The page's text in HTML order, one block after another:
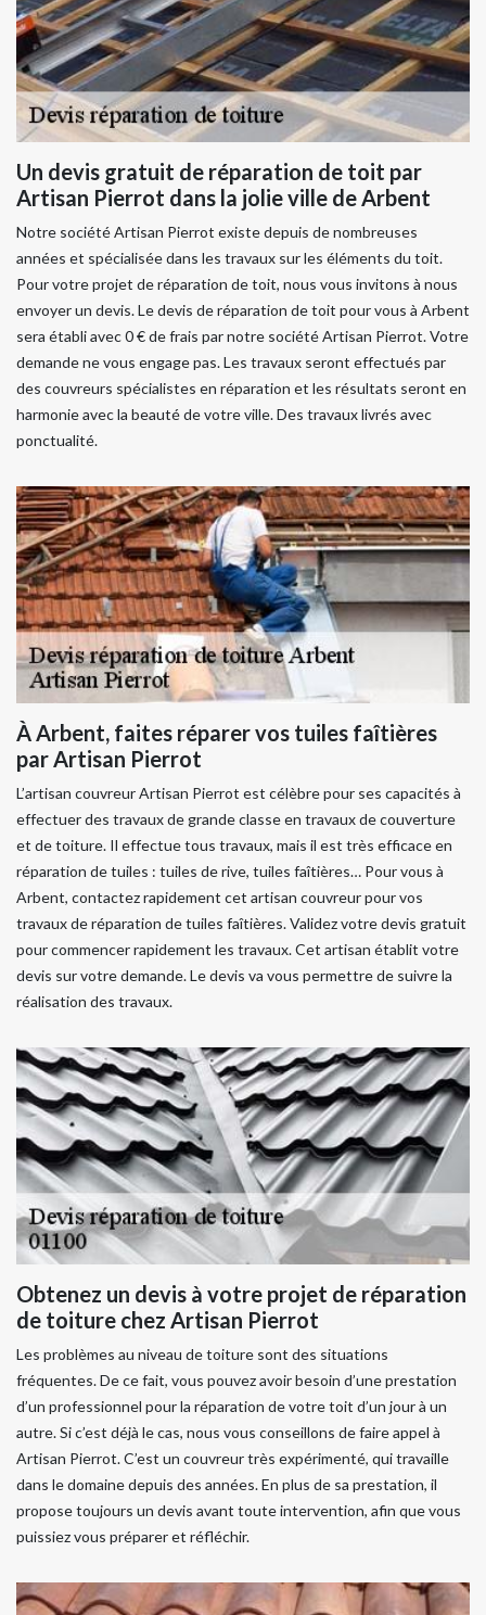
Un devis gratuit de réparation de toit par
Artisan Pierrot dans la jolie ville de Arbent
Notre société Artisan Pierrot existe depuis de nombreuses
années et spécialisée dans les travaux sur les éléments du toit.
Pour votre projet de réparation de toit, nous vous invitons à nous
envoyer un devis. Le devis de réparation de toit pour vous à Arbent
sera établi avec 0 € de frais par notre société Artisan Pierrot. Votre
demande ne vous engage pas. Les travaux seront effectués par
des couvreurs spécialistes en réparation et les résultats seront en
harmonie avec la beauté de votre ville. Des travaux livrés avec
ponctualité.
À Arbent, faites réparer vos tuiles faîtières
par Artisan Pierrot
L’artisan couvreur Artisan Pierrot est célèbre pour ses capacités à
effectuer des travaux de grande classe en travaux de couverture
et de toiture. Il effectue tous travaux, mais il est très efficace en
réparation de tuiles : tuiles de rive, tuiles faîtières… Pour vous à
Arbent, contactez rapidement cet artisan couvreur pour vos
travaux de réparation de tuiles faîtières. Validez votre devis gratuit
pour commencer rapidement les travaux. Cet artisan établit votre
devis sur votre demande. Le devis va vous permettre de suivre la
réalisation des travaux.
Obtenez un devis à votre projet de réparation
de toiture chez Artisan Pierrot
Les problèmes au niveau de toiture sont des situations
fréquentes. De ce fait, vous pouvez avoir besoin d’une prestation
d’un professionnel pour la réparation de votre toit d’un jour à un
autre. Si c’est déjà le cas, nous vous conseillons de faire appel à
Artisan Pierrot. C’est un couvreur très expérimenté, qui travaille
dans le domaine depuis des années. En plus de sa prestation, il
propose toujours un devis avant toute intervention, afin que vous
puissiez vous préparer et réfléchir.